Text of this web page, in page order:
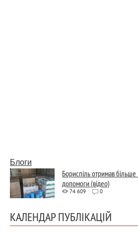
Блоги
Бориспіль отримав більше
допомоги (відео)
74 609 0
КАЛЕНДАР ПУБЛІКАЦІЙ